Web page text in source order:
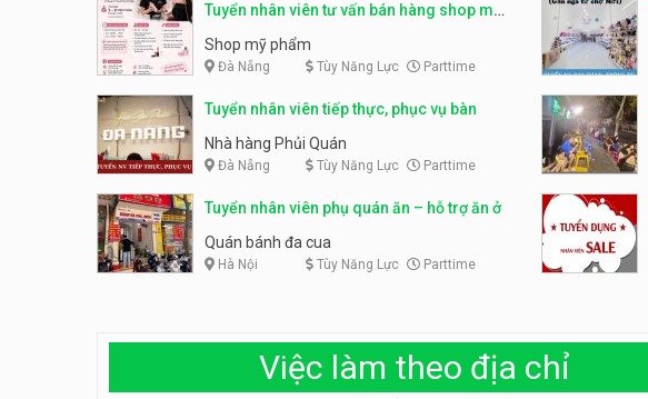
Tuyển nhân viên tư vấn bán hàng shop mỹ
phẩm
Shop mỹ phẩm
Đà Nẵng Tùy Năng Lực Parttime
Tuyển nhân viên tiếp thực, phục vụ bàn
Nhà hàng Phủi Quán
Đà Nẵng Tùy Năng Lực Parttime
Tuyển nhân viên phụ quán ăn – hỗ trợ ăn ở
Quán bánh đa cua
Hà Nội Tùy Năng Lực Parttime
Việc làm theo địa chỉ